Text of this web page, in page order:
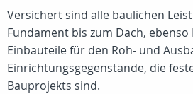
Versichert sind alle baulichen
Fundament bis zum Dach,
Einbauteile für den Roh- und
Einrichtungsgegenstände, die
Bauprojekts sind.